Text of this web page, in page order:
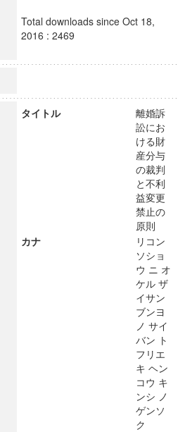
Total downloads since Oct 18,
2016 : 2469
タイトル
離婚訴
訟にお
ける財
産分与
の裁判
と不利
益変更
禁止の
原則
カナ
リコン
ソショ
ウ ニ オ
ケル ザ
イサン
ブンヨ
ノ サイ
バン ト
フリエ
キ ヘン
コウ キ
ンシ ノ
ゲンソ
ク